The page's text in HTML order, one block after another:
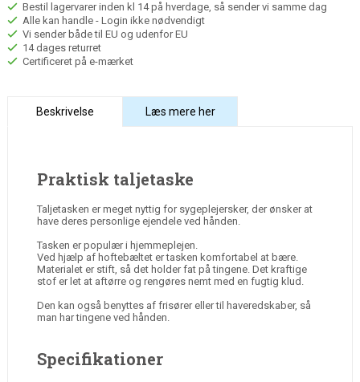
Bestil lagervarer inden kl 14 på hverdage, så sender vi samme dag
Alle kan handle - Login ikke nødvendigt
Vi sender både til EU og udenfor EU
14 dages returret
Certificeret på e-mærket
Beskrivelse Læs mere her
Praktisk taljetaske
Taljetasken er meget nyttig for sygeplejersker, der ønsker at
have deres personlige ejendele ved hånden.
Tasken er populær i hjemmeplejen.
Ved hjælp af hoftebæltet er tasken komfortabel at bære.
Materialet er stift, så det holder fat på tingene. Det kraftige
stof er let at aftørre og rengøres nemt med en fugtig klud.
Den kan også benyttes af frisører eller til haveredskaber, så
man har tingene ved hånden.
Specifikationer